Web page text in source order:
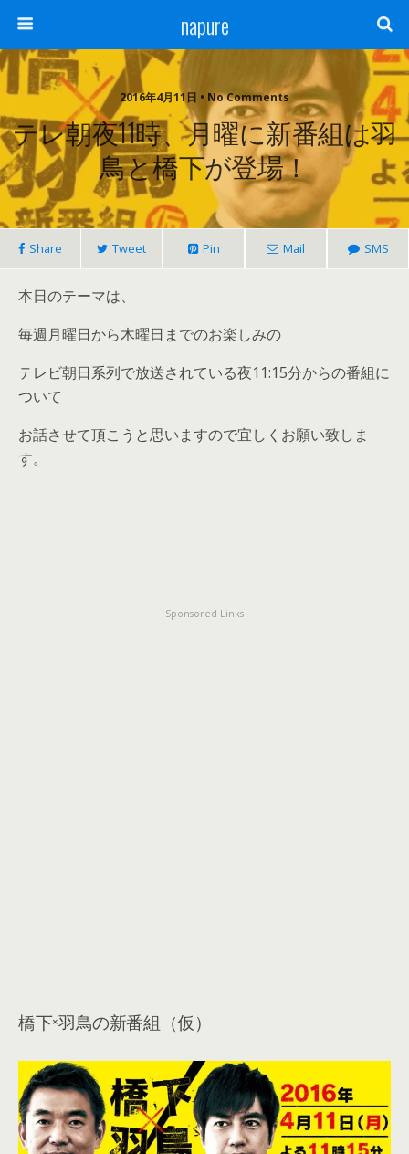
napure
2016年4月11日 • No Comments
テレ朝夜11時、月曜に新番組は羽
鳥と橋下が登場！
Share Tweet Pin Mail SMS
本日のテーマは、
毎週月曜日から木曜日までのお楽しみの
テレビ朝日系列で放送されている夜11:15分からの番組に
ついて
お話させて頂こうと思いますので宜しくお願い致しま
す。
Sponsored Links
橋下×羽鳥の新番組（仮）